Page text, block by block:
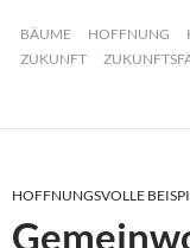
BÄUME HOFFNUNG
ZUKUNFT
HOFFNUNGSVOLLE